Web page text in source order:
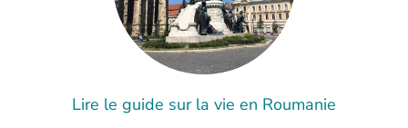
Lire le guide sur la vie en Roumanie